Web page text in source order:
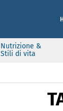
Nutrizione &
Stili di vita